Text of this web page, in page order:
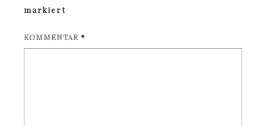
markiert
KOMMENTAR *